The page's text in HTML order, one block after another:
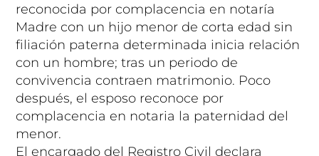
reconocida por complacencia en notaría
Madre con un hijo menor de corta edad sin
filiación paterna determinada inicia relación
con un hombre; tras un periodo de
convivencia contraen matrimonio. Poco
después, el esposo reconoce por
complacencia en notaria la paternidad del
menor.
El encargado del Registro Civil declara